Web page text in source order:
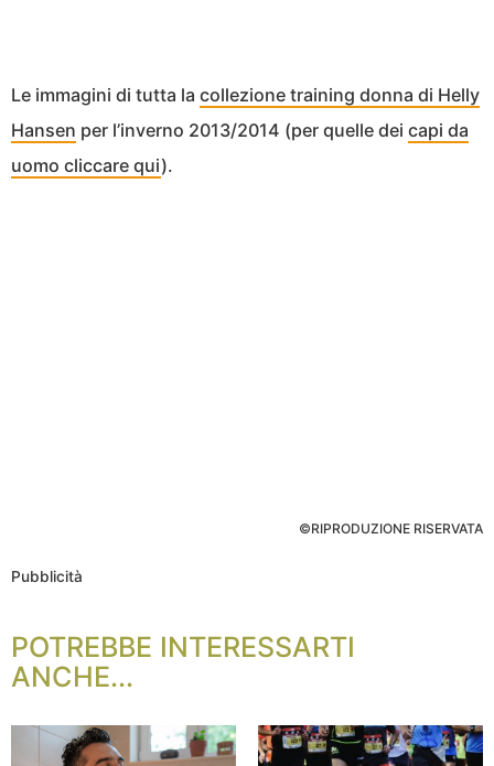
Le immagini di tutta la collezione training donna di Helly
Hansen per l’inverno 2013/2014 (per quelle dei capi da
uomo cliccare qui).
©RIPRODUZIONE RISERVATA
Pubblicità
POTREBBE INTERESSARTI
ANCHE...